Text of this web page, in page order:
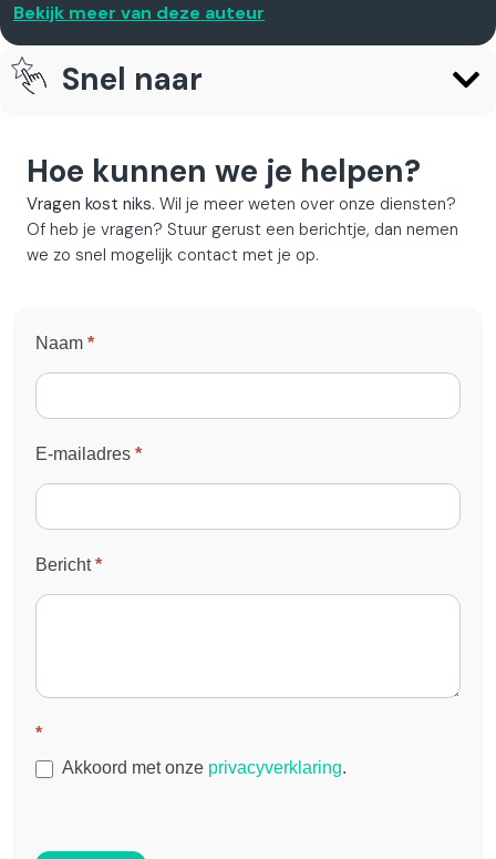
Bekijk meer van deze auteur
Snel naar
Hoe kunnen we je helpen?
Vragen kost niks. Wil je meer weten over onze diensten?
Of heb je vragen? Stuur gerust een berichtje, dan nemen
we zo snel mogelijk contact met je op.
Contact
Naam *
E-mailadres *
Bericht*
*
Akkoord met onze privacyverklaring.